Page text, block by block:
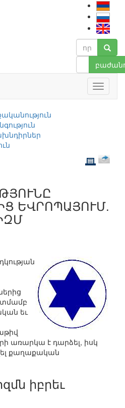
ԵՎՐՈՊԱՅՈՒՄ.
եւ
առարկա է դարձել, իսկ
քաղաքական
իբրեւ